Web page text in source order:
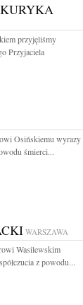
przyjęliśmy
Przyjaciela
Osińskiemu wyrazy
śmierci...
WARSZAWA
Wasilewskim
z powodu...